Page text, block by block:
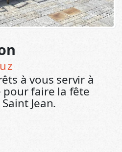
à vous servir à
faire la fête
Jean.